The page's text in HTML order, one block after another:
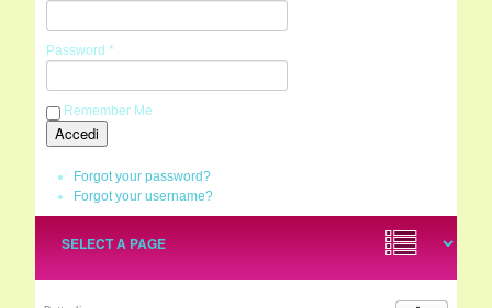
Password *
Remember Me
Forgot your password?
Forgot your username?